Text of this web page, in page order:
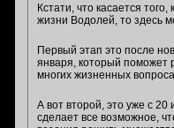
Кстати, что касается
жизни Водолей, то здесь
Первый этап это после
января, который поможет
многих жизненных
А вот второй, это уже с 20
сделает все возможное,